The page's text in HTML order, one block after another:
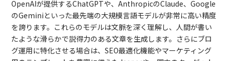
OpenAIが提供するChatGPTや、AnthropicのClaude、Google
のGeminiといった最先端の大規模言語モデルが非常に高い精度
を誇ります。これらのモデルは文脈を深く理解し、人間が書い
たような滑らかで説得力のある文章を生成します。さらにブロ
グ運用に特化させる場合は、SEO最適化機能やマーケティング